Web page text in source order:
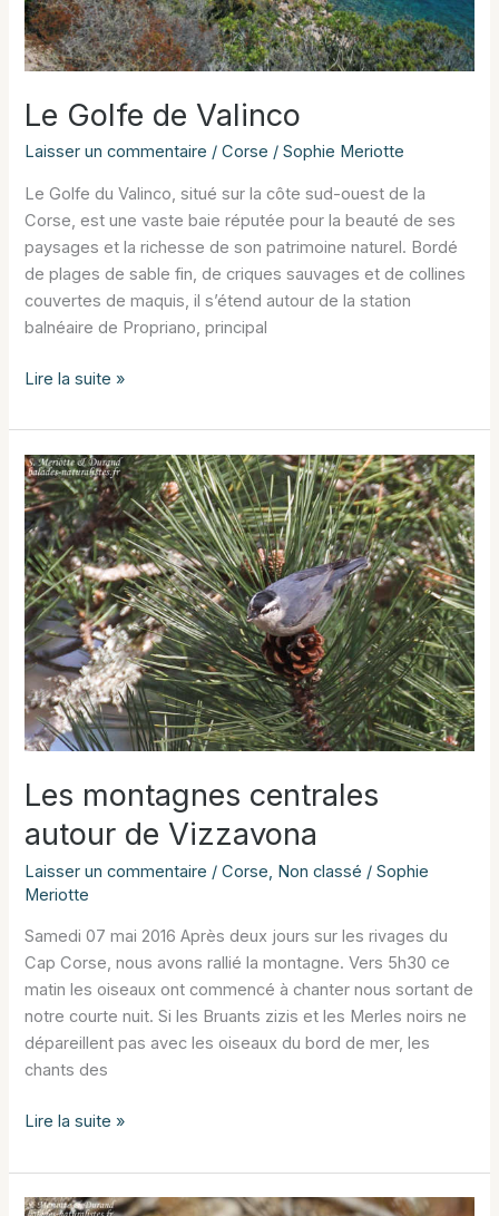
Le Golfe de Valinco
Laisser un commentaire /Corse /Sophie Meriotte
Le Golfe du Valinco, situé sur la côte sud-ouest de la
Corse, est une vaste baie réputée pour la beauté de ses
paysages et la richesse de son patrimoine naturel. Bordé
de plages de sable fin, de criques sauvages et de collines
couvertes de maquis, il s’étend autour de la station
balnéaire de Propriano, principal
Le
de
Valinco
Lire la suite »
Les montagnes centrales
autour de Vizzavona
Laisser un commentaire /Corse Non classé /Sophie
Meriotte
Samedi 07 mai 2016 Après deux jours sur les rivages du
Cap Corse, nous avons rallié la montagne. Vers 5h30 ce
matin les oiseaux ont commencé à chanter nous sortant de
notre courte nuit. Si les Bruants zizis et les Merles noirs ne
dépareillent pas avec les oiseaux du bord de mer, les
chants des
Les
centrales
autour
Lire la suite »